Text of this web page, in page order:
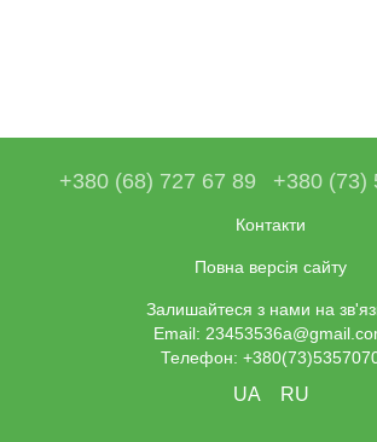
+380 (68) 727 67 89 +380 (73)
Контакти
Повна версія сайту
Залишайтеся з нами на
Email:
Телефон:
UA RU